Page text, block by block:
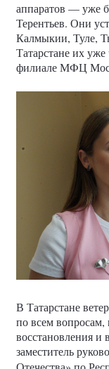
аппаратов — уже
Терентьев. Они
Калмыкии, Туле,
Татарстане их
филиале МФЦ
В Татарстане
по всем вопросам,
восстановления
заместитель